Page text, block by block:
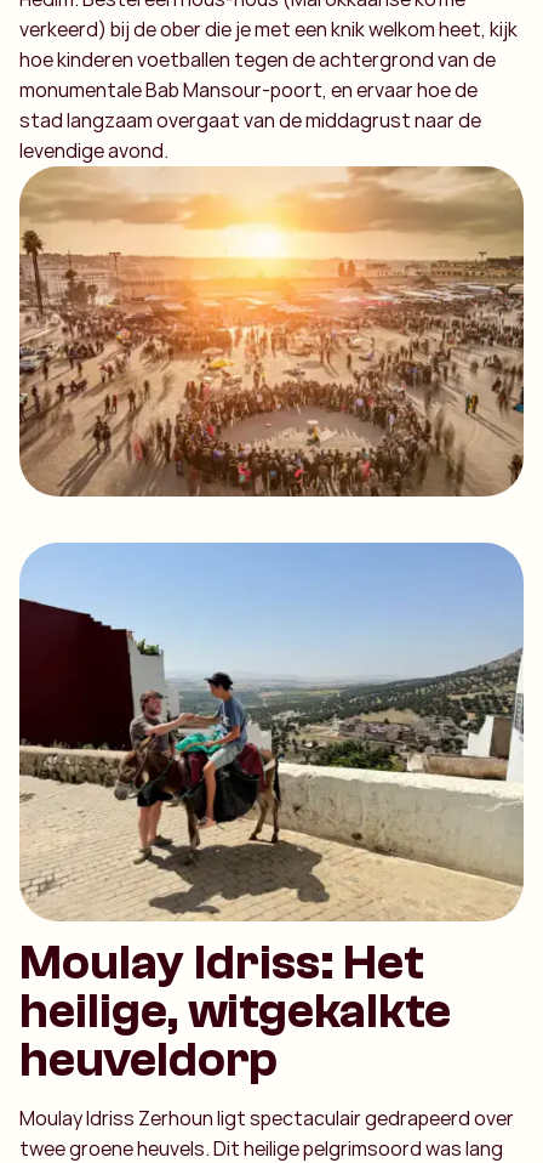
verkeerd) bij de ober die je met een knik welkom heet, kijk
hoe kinderen voetballen tegen de achtergrond van de
monumentale Bab Mansour-poort, en ervaar hoe de
stad langzaam overgaat van de middagrust naar de
levendige avond.
Moulay Idriss: Het
heilige, witgekalkte
heuveldorp
Moulay Idriss Zerhoun ligt spectaculair gedrapeerd over
twee groene heuvels. Dit heilige pelgrimsoord was lang